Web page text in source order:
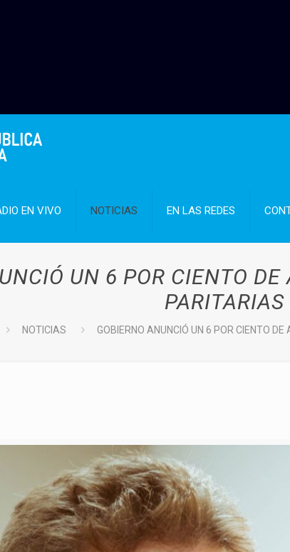
EN VIVO NOTICIAS EN LAS REDES
UN 6 POR CIENTO
NOTICIAS GOBIERNO ANUNCIÓ UN 6 POR CIENTO